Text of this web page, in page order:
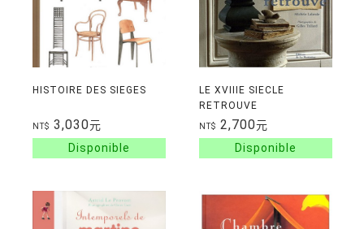
HISTOIRE DES SIEGES
NT$ 3,030元
LE XVIIIE SIECLE
RETROUVE
NT$ 2,700元